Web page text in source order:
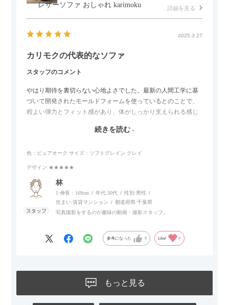
レザーソファ おしゃれ karimoku
詳細を見る
2025.3.27
カリモクの代表的なソファ
スタッフのコメント
やはり期待を裏切らない心地よさでした。最新の人間工学に基
づいて開発されたモールドフォームを使っているとのことで、
程よい弾力とフィット感があり、体がしっかり支えられる感じ
リラックスタイムによさそうでした。回転タイプなので、個人
す。
続きを読む
色：ピュアオーク サイズ：ソフトグレイン クレイ
デザイン:★★★★★
林
1:伸長：169cm 年代:30代 性別:男性
住まい:賃貸マンション 都道府県:千葉県
写真撮影をするのが趣味の動画・撮影スタッフ。
参考になった 0 Like! 0
もっと見る